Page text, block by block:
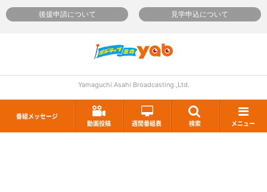
番組メッセージ
動画投稿
週間番組表 検索 メニュー
後援申請について 見学申込について
Yamaguchi Asahi Broadcasting.,Ltd.